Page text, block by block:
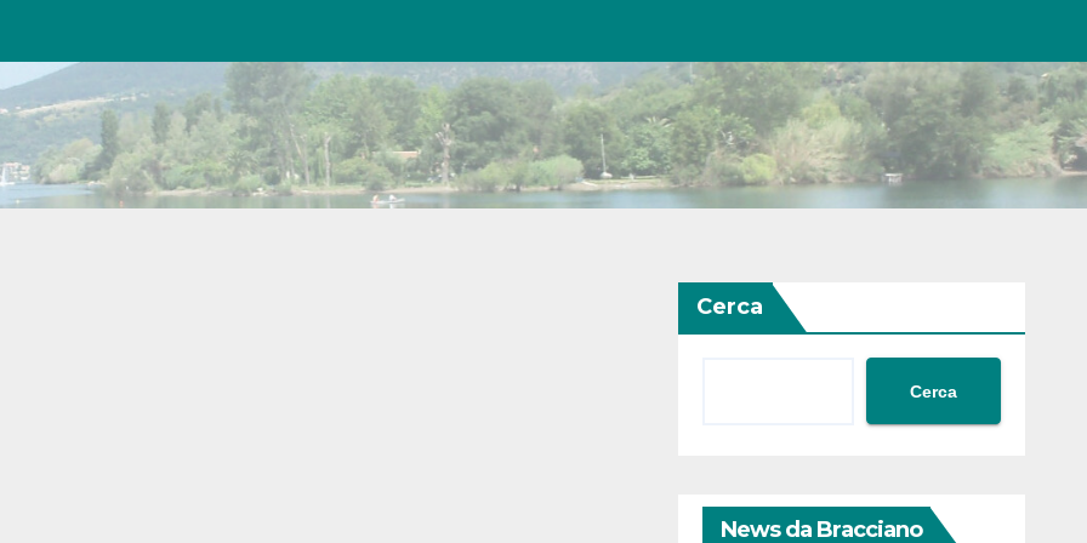
Cerca
Cerca
News da Bracciano